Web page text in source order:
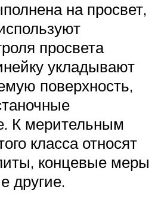
на просвет,
просвета
укладывают
поверхность,
К мерительным
класса относят
концевые меры
другие.